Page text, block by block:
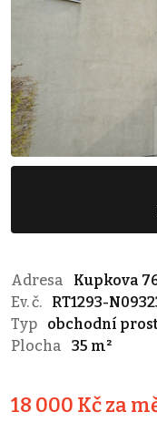
Adresa
Kupkova
Ev. č.
RT1293-
Typ
obchodní
Plocha
35 m²
18 000 Kč za